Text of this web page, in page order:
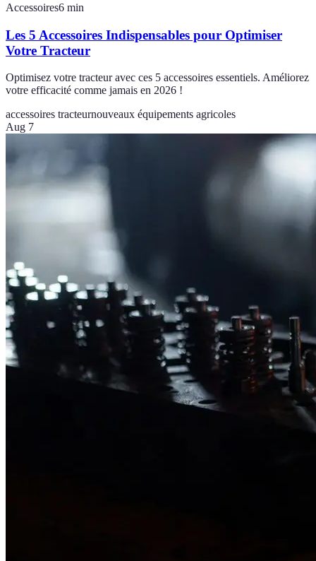
Accessoires6 min
Les 5 Accessoires Indispensables pour Optimiser
Votre Tracteur
Optimisez votre tracteur avec ces 5 accessoires essentiels. Améliorez
votre efficacité comme jamais en 2026 !
accessoires tracteurnouveaux équipements agricoles
Aug 7